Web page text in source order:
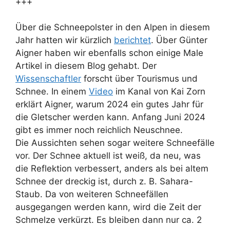
Über die Schneepolster in den Alpen in diesem
Jahr hatten wir kürzlich berichtet. Über Günter
Aigner haben wir ebenfalls schon einige Male
Artikel in diesem Blog gehabt. Der
Wissenschaftler forscht über Tourismus und
Schnee. In einem Video im Kanal von Kai Zorn
erklärt Aigner, warum 2024 ein gutes Jahr für
die Gletscher werden kann. Anfang Juni 2024
gibt es immer noch reichlich Neuschnee.
Die Aussichten sehen sogar weitere Schneefälle
vor. Der Schnee aktuell ist weiß, da neu, was
die Reflektion verbessert, anders als bei altem
Schnee der dreckig ist, durch z. B. Sahara-
Staub. Da von weiteren Schneefällen
ausgegangen werden kann, wird die Zeit der
Schmelze verkürzt. Es bleiben dann nur ca. 2